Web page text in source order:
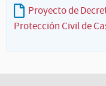
Proyecto de
Protección Civil de